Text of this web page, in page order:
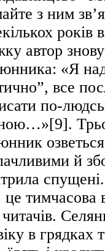
з ним
років
автор
«Я
все
по-
й
тимчасова
в грядках